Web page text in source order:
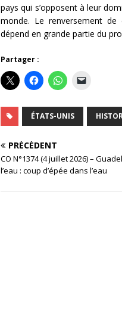
pays qui s’opposent à leur
monde. Le renversement
dépend en grande partie du
Partager :
ÉTATS-UNIS
PRÉCÉDENT
CO N°1374 (4 juillet 2026) –
l’eau : coup d’épée dans l’eau